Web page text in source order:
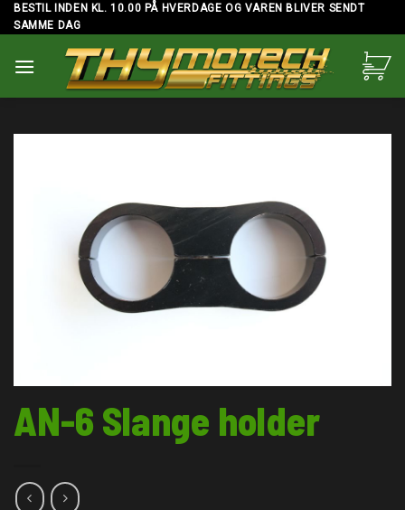
Skip
to
BESTIL INDEN KL. 10.00 PÅ HVERDAGE OG VAREN BLIVER SENDT
SAMME DAG
AN-6 Slange holder